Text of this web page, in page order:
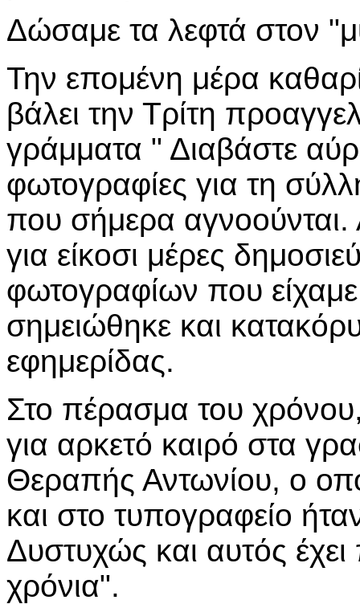
Δώσαμε τα λεφτά στον
Την επομένη μέρα
βάλει την Τρίτη
γράμματα " Διαβάστε
φωτογραφίες για τη
που σήμερα αγνοούνται.
για είκοσι μέρες
φωτογραφίων που
σημειώθηκε και
εφημερίδας.
Στο πέρασμα του
για αρκετό καιρό στα
Θεραπής Αντωνίου, ο
και στο τυπογραφείο
Δυστυχώς και αυτός
χρόνια".